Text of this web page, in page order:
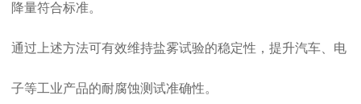
降量符合标准。
通过上述方法可有效维持盐雾试验的稳定性，提升汽车、电
子等工业产品的耐腐蚀测试准确性。